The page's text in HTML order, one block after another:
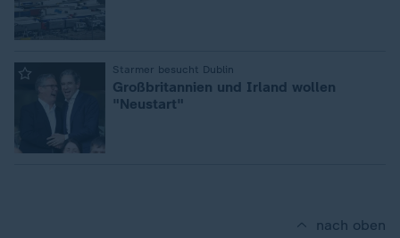
Starmer besucht Dublin
Großbritannien und Irland wollen
"Neustart"
nach oben